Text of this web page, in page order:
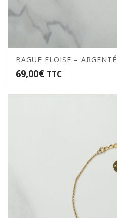
BAGUE ELOISE – ARGENTÉ
69,00€ TTC